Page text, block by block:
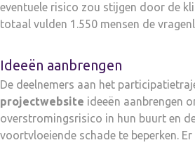
eventuele risico zou stijgen door de
totaal vulden 1.550 mensen de
Ideeën aanbrengen
De deelnemers aan het
projectwebsite ideeën aanbrengen
overstromingsrisico in hun buurt en
voortvloeiende schade te beperken.